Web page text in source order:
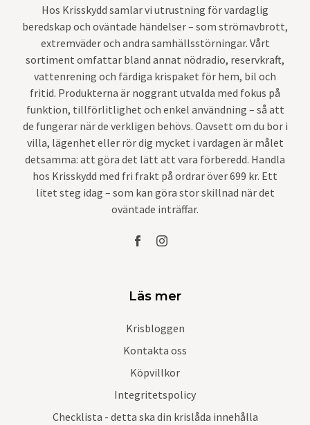
Hos Krisskydd samlar vi utrustning för vardaglig
beredskap och oväntade händelser – som strömavbrott,
extremväder och andra samhällsstörningar. Vårt
sortiment omfattar bland annat nödradio, reservkraft,
vattenrening och färdiga krispaket för hem, bil och
fritid. Produkterna är noggrant utvalda med fokus på
funktion, tillförlitlighet och enkel användning – så att
de fungerar när de verkligen behövs. Oavsett om du bor i
villa, lägenhet eller rör dig mycket i vardagen är målet
detsamma: att göra det lätt att vara förberedd. Handla
hos Krisskydd med fri frakt på ordrar över 699 kr. Ett
litet steg idag – som kan göra stor skillnad när det
oväntade inträffar.
Läs mer
Krisbloggen
Kontakta oss
Köpvillkor
Integritetspolicy
Checklista - detta ska din krislåda innehålla